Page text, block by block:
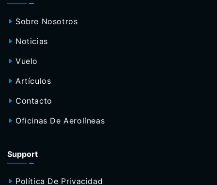
Sobre Nosotros
Noticias
Vuelo
Artículos
Contacto
Oficinas De Aerolíneas
Support
Política De Privacidad